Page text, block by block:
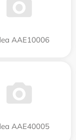
AAE10006
AAE40005